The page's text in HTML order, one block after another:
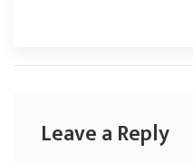
Leave a Reply